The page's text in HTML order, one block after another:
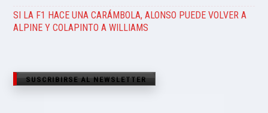
SI LA F1 HACE UNA CARÁMBOLA, ALONSO PUEDE VOLVER A
ALPINE Y COLAPINTO A WILLIAMS
SUSCRIBIRSE AL NEWSLETTER